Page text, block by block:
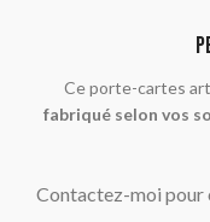
Ce porte-cartes
fabriqué selon vos
Contactez-moi pour